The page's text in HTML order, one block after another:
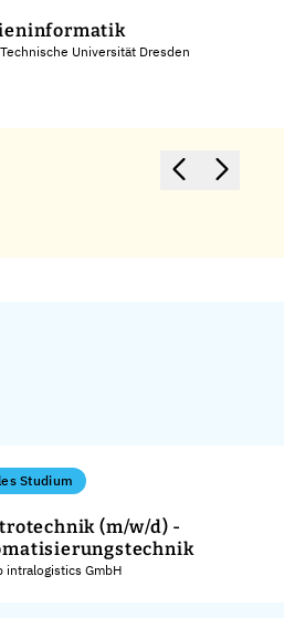
Universität Dresden
Studium
(m/w/d) -
intralogistics GmbH